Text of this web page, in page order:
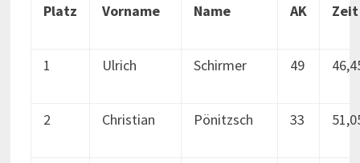
Platz Vorname Name AK Zeit
1 Ulrich Schirmer 49
2 Christian Pönitzsch 33